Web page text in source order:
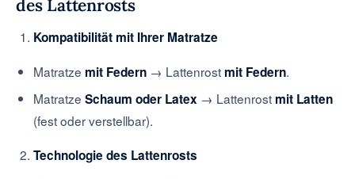
des Lattenrosts
Kompatibilität mit Ihrer Matratze
Matratze mit Federn → Lattenrost mit Federn.
MatratzeSchaum oder Latex → Lattenrost mit Latten
(fest oder verstellbar).
Technologie des Lattenrosts